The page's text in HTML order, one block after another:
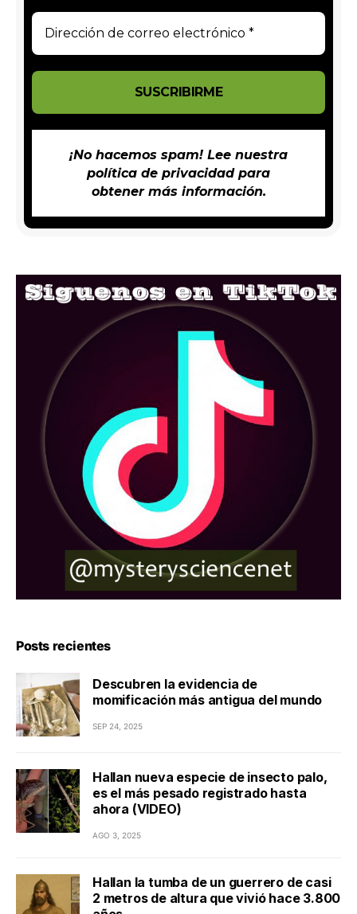
¡No hacemos spam! Lee nuestra
política de privacidadpara
obtener más información.
Posts recientes
Descubren la evidencia de
momificación más antigua del mundo
SEP 24, 2025
Hallan nueva especie de insecto palo,
es el más pesado registrado hasta
ahora (VIDEO)
AGO 3, 2025
Hallan la tumba de un guerrero de casi
2 metros de altura que vivió hace 3.800